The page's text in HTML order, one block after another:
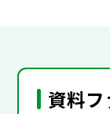
資料